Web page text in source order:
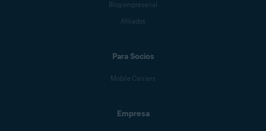
Mike Polacko
Blog empresarial
Afiliados
Para Socios
Mobile Carriers
Empresa